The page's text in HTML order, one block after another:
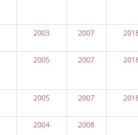
REFERENCES
2003 2007
2005 2007
2005 2007
2004 2008